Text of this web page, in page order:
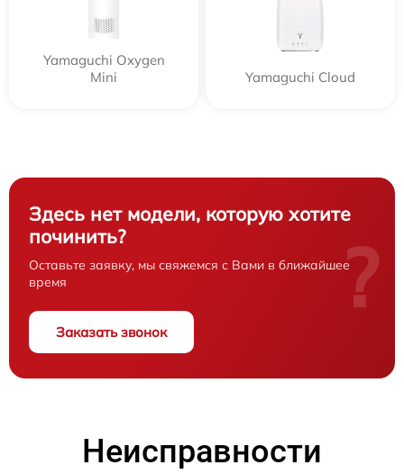
Yamaguchi Oxygen
Mini
Yamaguchi Cloud
Здесь нет модели, которую хотите
починить?
Оставьте заявку, мы свяжемся с Вами в ближайшее
время
Заказать звонок
?
Неисправности